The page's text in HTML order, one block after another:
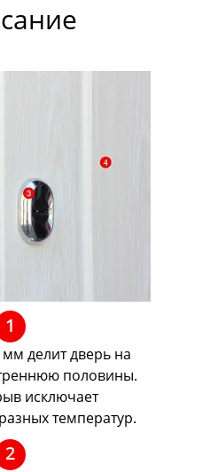
делит дверь на
половины.
исключает
температур.
1
2